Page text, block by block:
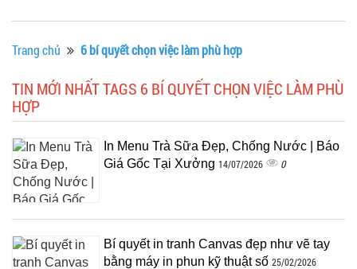
Trang chủ 6 bí quyết chọn việc làm phù hợp
TIN MỚI NHẤT TAGS 6 BÍ QUYẾT CHỌN VIỆC LÀM PHÙ
HỢP
In Menu Trà Sữa Đẹp, Chống Nước | Báo
Giá Gốc Tại Xưởng 14/07/2026 0
Bí quyết in tranh Canvas đẹp như vẽ tay
bằng máy in phun kỹ thuật số 25/02/2026